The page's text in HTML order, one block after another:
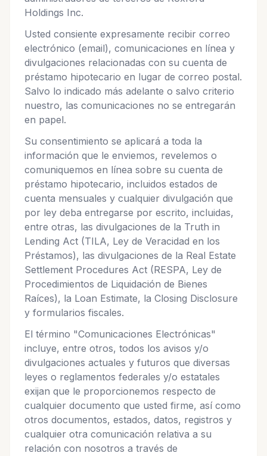
Holdings Inc.
Usted consiente expresamente recibir correo
electrónico (email), comunicaciones en línea y
divulgaciones relacionadas con su cuenta de
préstamo hipotecario en lugar de correo postal.
Salvo lo indicado más adelante o salvo criterio
nuestro, las comunicaciones no se entregarán
en papel.
Su consentimiento se aplicará a toda la
información que le enviemos, revelemos o
comuniquemos en línea sobre su cuenta de
préstamo hipotecario, incluidos estados de
cuenta mensuales y cualquier divulgación que
por ley deba entregarse por escrito, incluidas,
entre otras, las divulgaciones de la Truth in
Lending Act (TILA, Ley de Veracidad en los
Préstamos), las divulgaciones de la Real Estate
Settlement Procedures Act (RESPA, Ley de
Procedimientos de Liquidación de Bienes
Raíces), la Loan Estimate, la Closing Disclosure
y formularios fiscales.
El término "Comunicaciones Electrónicas"
incluye, entre otros, todos los avisos y/o
divulgaciones actuales y futuros que diversas
leyes o reglamentos federales y/o estatales
exijan que le proporcionemos respecto de
cualquier documento que usted firme, así como
otros documentos, estados, datos, registros y
cualquier otra comunicación relativa a su
relación con nosotros a través de